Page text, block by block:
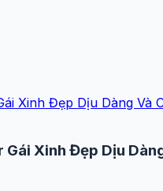
Xinh Đẹp Dịu Dàng Và
Gái Xinh Đẹp Dịu